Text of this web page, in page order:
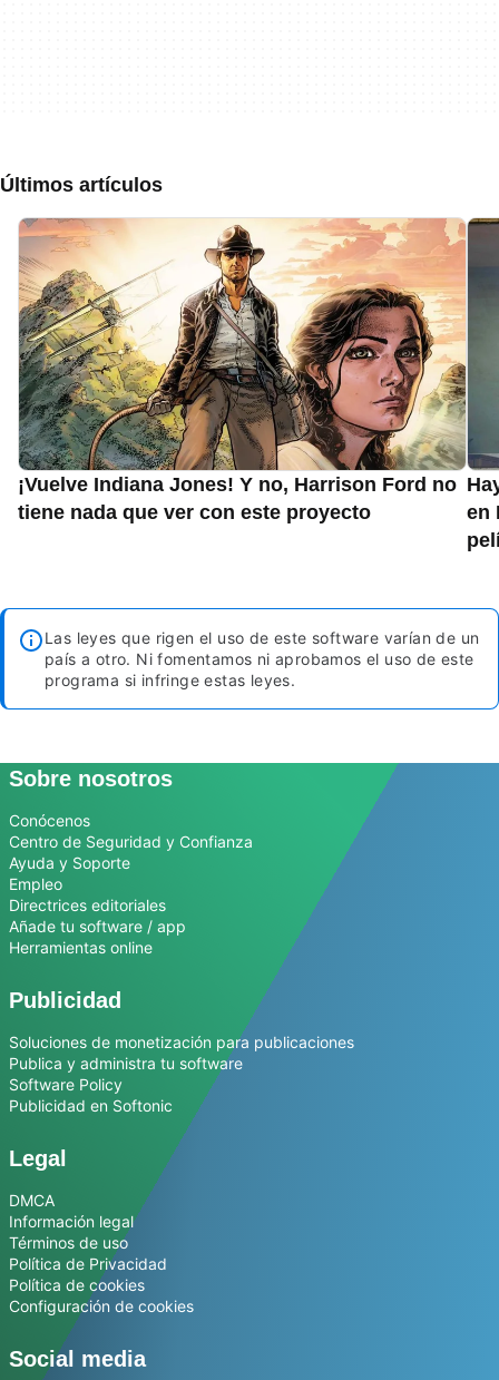
Últimos artículos
¡Vuelve Indiana Jones! Y no, Harrison Ford no
tiene nada que ver con este proyecto
en
Las leyes que rigen el uso de este software varían de un
país a otro. Ni fomentamos ni aprobamos el uso de este
programa si infringe estas leyes.
Sobre nosotros
Conócenos
Centro de Seguridad y Confianza
Ayuda y Soporte
Empleo
Directrices editoriales
Añade tu software / app
Herramientas online
Publicidad
Soluciones de monetización para publicaciones
Publica y administra tu software
Software Policy
Publicidad en Softonic
Legal
DMCA
Información legal
Términos de uso
Política de Privacidad
Política de cookies
Configuración de cookies
Social media